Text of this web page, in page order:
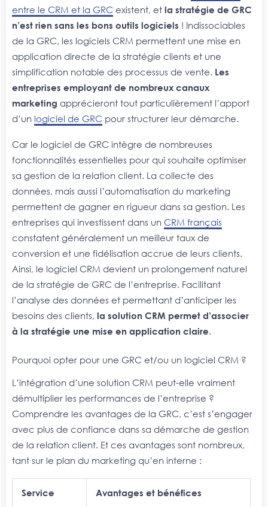
entre le CRM et la GRC existent, et la stratégie de GRC
n’est rien sans les bons outils logiciels ! Indissociables
de la GRC, les logiciels CRM permettent une mise en
application directe de la stratégie clients et une
simplification notable des processus de vente. Les
entreprises employant de nombreux canaux
marketing apprécieront tout particulièrement l’apport
d’un logiciel de GRC pour structurer leur démarche.
Car le logiciel de GRC intègre de nombreuses
fonctionnalités essentielles pour qui souhaite optimiser
sa gestion de la relation client. La collecte des
données, mais aussi l’automatisation du marketing
permettent de gagner en rigueur dans sa gestion. Les
entreprises qui investissent dans un CRM français
constatent généralement un meilleur taux de
conversion et une fidélisation accrue de leurs clients.
Ainsi, le logiciel CRM devient un prolongement naturel
de la stratégie de GRC de l’entreprise. Facilitant
l’analyse des données et permettant d’anticiper les
besoins des clients, la solution CRM permet d’associer
à la stratégie une mise en application claire.
Pourquoi opter pour une GRC et/ou un logiciel CRM ?
L’intégration d’une solution CRM peut-elle vraiment
démultiplier les performances de l’entreprise ?
Comprendre les avantages de la GRC, c’est s’engager
avec plus de confiance dans sa démarche de gestion
de la relation client. Et ces avantages sont nombreux,
tant sur le plan du marketing qu’en interne :
Service Avantages et bénéfices